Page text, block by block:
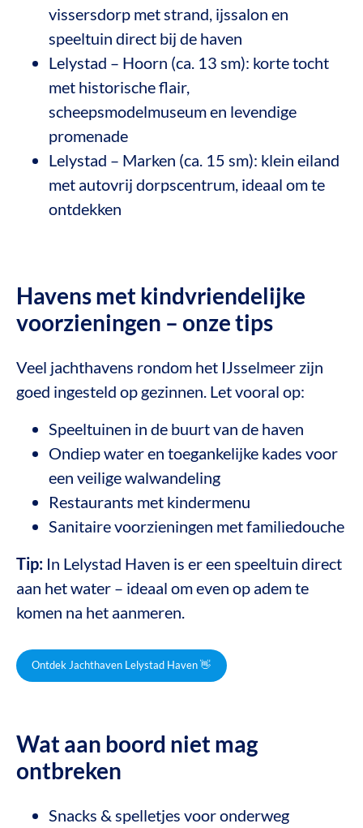
vissersdorp met strand, ijssalon en
speeltuin direct bij de haven
Lelystad – Hoorn (ca. 13 sm): korte tocht
met historische flair,
scheepsmodelmuseum en levendige
promenade
Lelystad – Marken (ca. 15 sm): klein eiland
met autovrij dorpscentrum, ideaal om te
ontdekken
Havens met kindvriendelijke
voorzieningen – onze tips
Veel jachthavens rondom het IJsselmeer zijn
goed ingesteld op gezinnen. Let vooral op:
Speeltuinen in de buurt van de haven
Ondiep water en toegankelijke kades voor
een veilige walwandeling
Restaurants met kindermenu
Sanitaire voorzieningen met familiedouche
Tip: In Lelystad Haven is er een speeltuin direct
aan het water – ideaal om even op adem te
komen na het aanmeren.
Ontdek Jachthaven Lelystad Haven 👋
Wat aan boord niet mag
ontbreken
Snacks & spelletjes voor onderweg